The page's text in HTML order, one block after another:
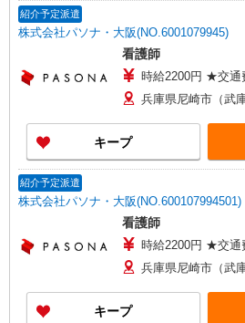
紹介予定派遣
株式会社パソナ・大阪(NO.6001079945)
看護師
時給2200円 ★交通
兵庫県尼崎市（武庫
キープ
紹介予定派遣
株式会社パソナ・大阪(NO.600107994501)
看護師
時給2200円 ★交通
兵庫県尼崎市（武庫
キープ